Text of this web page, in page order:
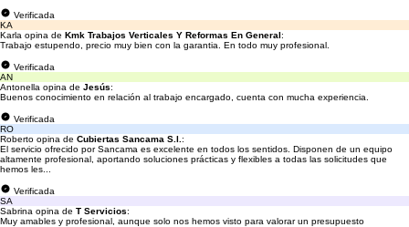
Verificada
KA
Karla opina de Kmk Trabajos Verticales Y Reformas En General:
Trabajo estupendo, precio muy bien con la garantia. En todo muy profesional.
Verificada
AN
Antonella opina de Jesús:
Buenos conocimiento en relación al trabajo encargado, cuenta con mucha experiencia.
Verificada
RO
Roberto opina de Cubiertas Sancama S.l. :
El servicio ofrecido por Sancama es excelente en todos los sentidos. Disponen de un equipo
altamente profesional, aportando soluciones prácticas y flexibles a todas las solicitudes que
hemos les...
Verificada
SA
Sabrina opina de T Servicios:
Muy amables y profesional, aunque solo nos hemos visto para valorar un presupuesto